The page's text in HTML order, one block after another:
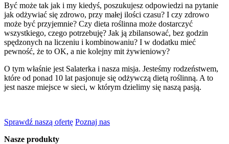
Być może tak jak i my kiedyś, poszukujesz odpowiedzi na pytanie
jak odżywiać się zdrowo, przy małej ilości czasu? I czy zdrowo
może być przyjemnie? Czy dieta roślinna może dostarczyć
wszystkiego, czego potrzebuję? Jak ją zbilansować, bez godzin
spędzonych na liczeniu i kombinowaniu? I w dodatku mieć
pewność, że to OK, a nie kolejny mit żywieniowy?
O tym właśnie jest Salaterka i nasza misja. Jesteśmy rodzeństwem,
które od ponad 10 lat pasjonuje się odżywczą dietą roślinną. A to
jest nasze miejsce w sieci, w którym dzielimy się naszą pasją.
Sprawdź naszą ofertę Poznaj nas
Nasze produkty